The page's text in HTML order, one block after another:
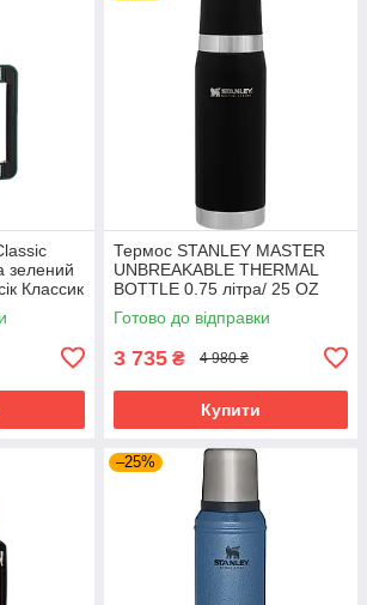
зелений
Классик
Термос STANLEY MASTER
UNBREAKABLE THERMAL
BOTTLE 0.75 літра/ 25 OZ
чорний Стенли Стенлі
Мастер
Готово до відправки
3 735 ₴ 4 980 ₴
Купити
–25%